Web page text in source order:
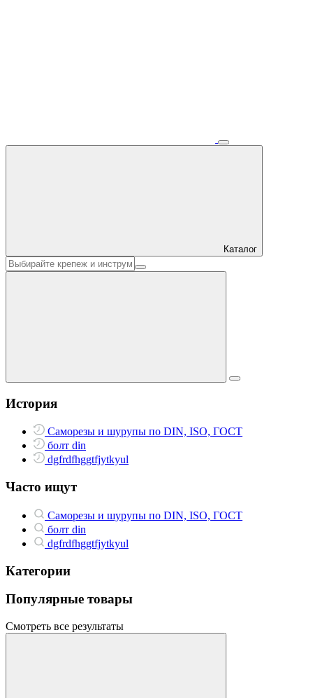
Каталог
История
Саморезы и шурупы по DIN, ISO, ГОСТ
болт din
dgfrdfhggtfjytkyul
Часто ищут
Саморезы и шурупы по DIN, ISO, ГОСТ
болт din
dgfrdfhggtfjytkyul
Категории
Популярные товары
Смотреть все результаты